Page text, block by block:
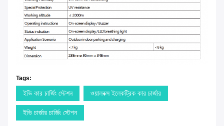
Tags:
ইভি কার চার্জিং স্টেশন ওয়ালবক্স ইলেকট্রিক কার চার্জার
ইভি চার্জার চার্জিং স্টেশন